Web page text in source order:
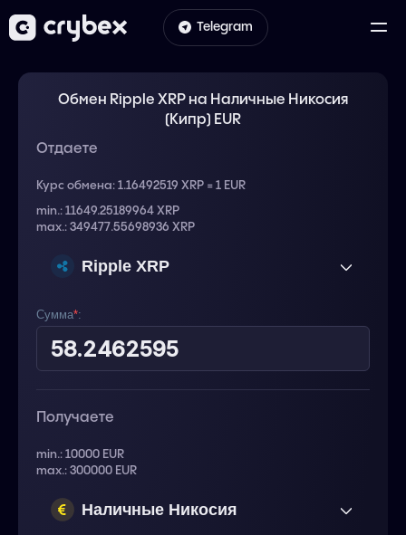
Telegram
Обмен Ripple XRP на Наличные Никосия
(Кипр) EUR
Отдаете
Курс обмена: 1.16492519 XRP = 1 EUR
min.: 11649.25189964 XRP
max.: 349477.55698936 XRP
Ripple XRP
Сумма*:
Получаете
min.: 10000 EUR
max.: 300000 EUR
Наличные Никосия